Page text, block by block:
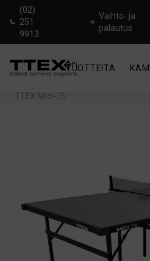
(02)
251
9913
Vaihto- ja
palautus
TUOTTEITA
TTEX Midi-75